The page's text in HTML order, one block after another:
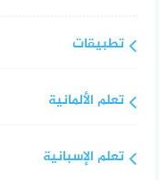
تطبيقات
تعلم الألمانية
تعلم الإسبانية